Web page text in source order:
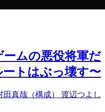
ムの悪役将軍だ
トはぶっ壊す〜
田真哉（構成） 渡辺つよし